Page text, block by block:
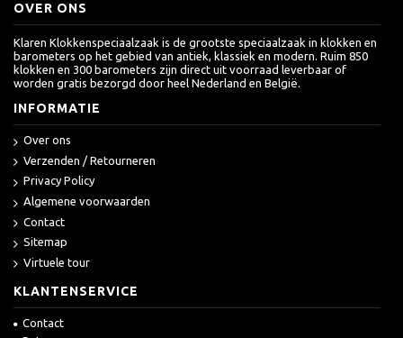
OVER ONS
Klaren Klokkenspeciaalzaak is de grootste speciaalzaak in klokken en
barometers op het gebied van antiek, klassiek en modern. Ruim 850
klokken en 300 barometers zijn direct uit voorraad leverbaar of
worden gratis bezorgd door heel Nederland en België.
INFORMATIE
Over ons
Verzenden / Retourneren
Privacy Policy
Algemene voorwaarden
Contact
Sitemap
Virtuele tour
KLANTENSERVICE
Contact